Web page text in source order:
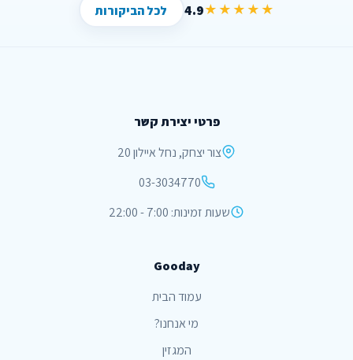
★★★★★
4.9 לכל הביקורות
פרטי יצירת קשר
צור יצחק, נחל איילון 20
03-3034770
שעות זמינות: 7:00 - 22:00
Gooday
עמוד הבית
מי אנחנו?
המגזין